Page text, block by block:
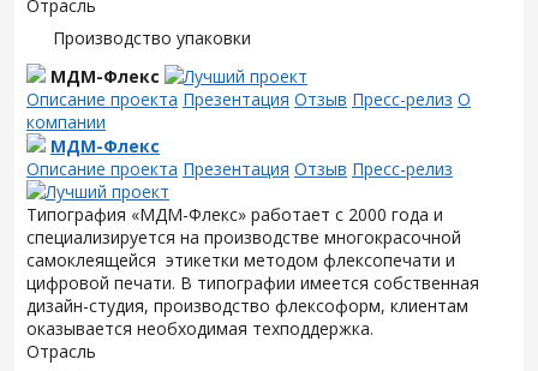
Отрасль
Производство упаковки
МДМ-Флекс
Описание проекта Презентация Отзыв Пресс-релиз О
компании
МДМ-Флекс
Описание проекта Презентация Отзыв Пресс-релиз
Типография «МДМ-Флекс» работает с 2000 года и
специализируется на производстве многокрасочной
самоклеящейся этикетки методом флексопечати и
цифровой печати. В типографии имеется собственная
дизайн-студия, производство флексоформ, клиентам
оказывается необходимая техподдержка.
Отрасль